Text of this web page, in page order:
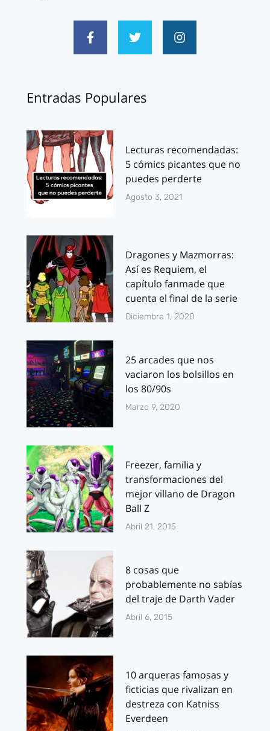
Entradas Populares
Lecturas recomendadas:
5 cómics picantes que no
puedes perderte
Agosto 3, 2021
Dragones y Mazmorras:
Así es Requiem, el
capítulo fanmade que
cuenta el final de la serie
Diciembre 1, 2020
25 arcades que nos
vaciaron los bolsillos en
los 80/90s
Marzo 9, 2020
Freezer, familia y
transformaciones del
mejor villano de Dragon
Ball Z
Abril 21, 2015
8 cosas que
probablemente no sabías
del traje de Darth Vader
Abril 6, 2015
10 arqueras famosas y
ficticias que rivalizan en
destreza con Katniss
Everdeen